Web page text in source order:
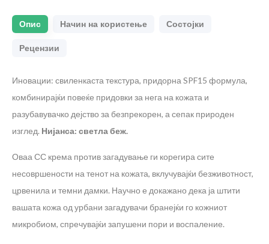
Опис Начин на користење Состојки
Рецензии
Иновации: свиленкаста текстура, придорна SPF15 формула,
комбинирајќи повеќе придовки за нега на кожата и
разубавувачко дејство за безпрекорен, а сепак природен
изглед. Нијанса: светла беж.
Оваа СС крема против загадување ги корегира сите
несовршености на тенот на кожата, вклучувајќи безживотност,
црвенила и темни дамки. Научно е докажано дека ја штити
вашата кожа од урбани загадувачи бранејќи го кожниот
микробиом, спречувајќи запушени пори и воспаление.